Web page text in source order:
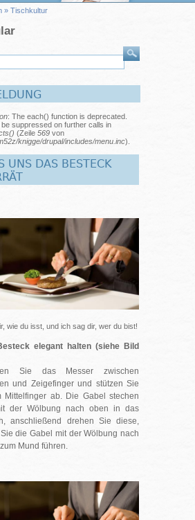
» Tischkultur
: The each() function is deprecated.
suppressed on further calls in
(Zeile 569 von
knigge/drupal/includes/menu.inc).
UNS DAS BESTECK
wie du isst, und ich sag dir, wer du bist!
elegant halten (siehe Bild
Sie das Messer zwischen
und Zeigefinger und stützen Sie
Mittelfinger ab. Die Gabel stechen
der Wölbung nach oben in das
anschließend drehen Sie diese,
die Gabel mit der Wölbung nach
Mund führen.